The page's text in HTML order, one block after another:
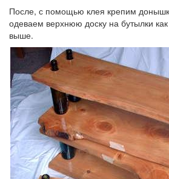
После, с помощью клея крепим
одеваем верхнюю доску на бутылки
выше.